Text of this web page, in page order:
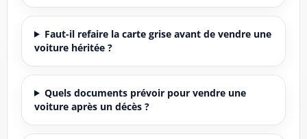
Faut-il refaire la carte grise avant de vendre une
voiture héritée ?
Quels documents prévoir pour vendre une
voiture après un décès ?